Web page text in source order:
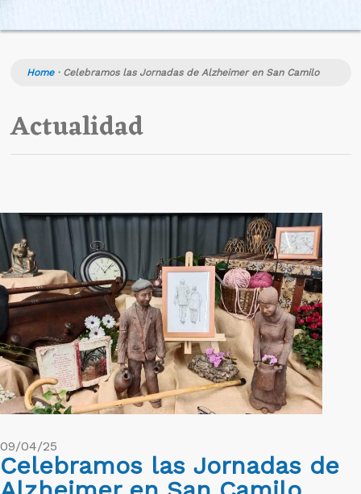
Home· Celebramos las Jornadas de Alzheimer en San Camilo
Actualidad
09/04/25
Celebramos las Jornadas de